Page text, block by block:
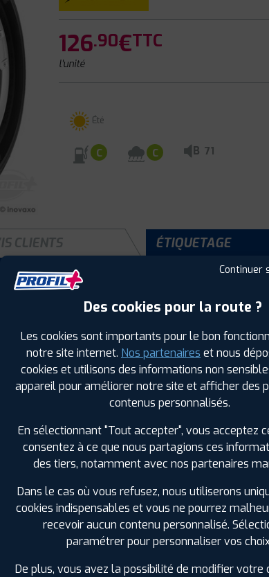
126.90€TTC
l'unité
Été
C C B 71
CLIENTS ÉTIQUETAGE
Été
Largeur :205
Hauteur :0
Diamètre :16
Charge :110
Bruit de roulement externe : 71
Résistance au roulement :
Adhérence sur sol mouillé : C
Code EAN :
Continuer
Des cookies pour la route ?
Les cookies sont importants pour le bon
notre site internet. Nos partenaires et nous
cookies et utilisons des informations non
appareil pour améliorer notre site et afficher des
contenus personnalisés.
En sélectionnant "Tout accepter", vous acceptez
consentez à ce que nous partagions ces
des tiers, notamment avec nos partenaires
Dans le cas où vous refusez, nous utiliserons
cookies indispensables et vous ne pourrez
recevoir aucun contenu personnalisé.
paramétrer pour personnaliser vos
De plus, vous avez la possibilité de modifier votre